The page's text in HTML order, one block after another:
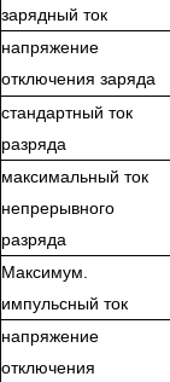
зарядный ток
напряжение
отключения заряда
стандартный ток
разряда
максимальный ток
непрерывного
разряда
Максимум.
импульсный ток
напряжение
отключения